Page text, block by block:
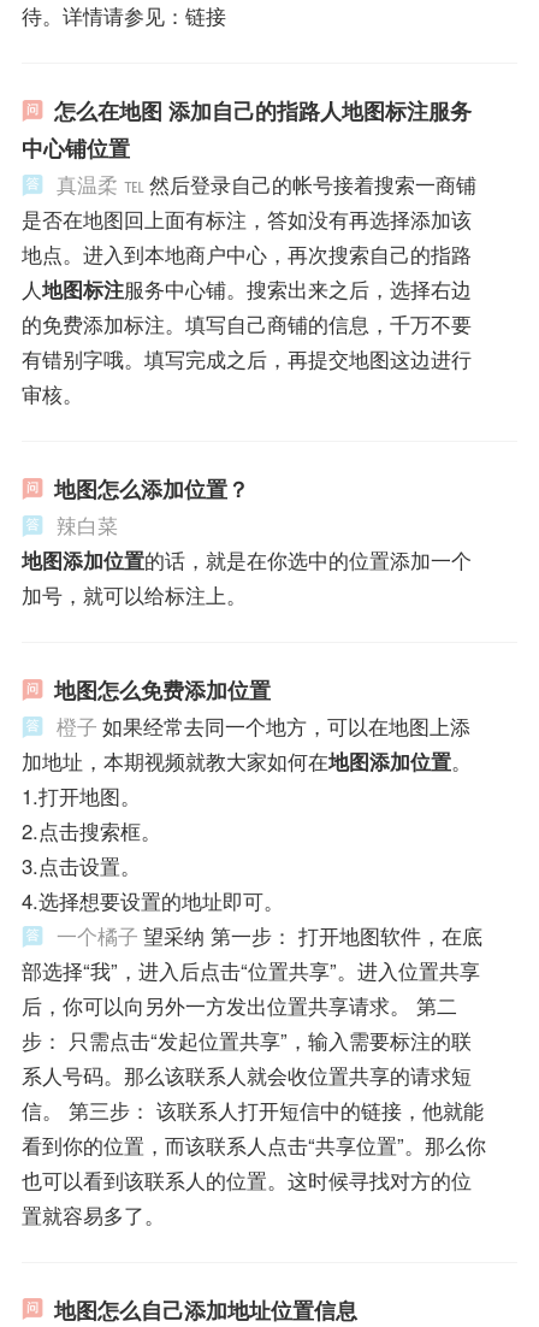
待。详情请参见：链接
怎么在地图 添加自己的指路人地图标注服务
中心铺位置
真温柔 ℡然后登录自己的帐号接着搜索一商铺
是否在地图回上面有标注，答如没有再选择添加该
地点。进入到本地商户中心，再次搜索自己的指路
人地图标注服务中心铺。搜索出来之后，选择右边
的免费添加标注。填写自己商铺的信息，千万不要
有错别字哦。填写完成之后，再提交地图这边进行
审核。
地图怎么添加位置？
辣白菜
地图添加位置的话，就是在你选中的位置添加一个
加号，就可以给标注上。
地图怎么免费添加位置
橙子 如果经常去同一个地方，可以在地图上添
加地址，本期视频就教大家如何在地图添加位置。
1.打开地图。
2.点击搜索框。
3.点击设置。
4.选择想要设置的地址即可。
一个橘子 望采纳 第一步： 打开地图软件，在底
部选择“我”，进入后点击“位置共享”。进入位置共享
后，你可以向另外一方发出位置共享请求。 第二
步： 只需点击“发起位置共享”，输入需要标注的联
系人号码。那么该联系人就会收位置共享的请求短
信。 第三步： 该联系人打开短信中的链接，他就能
看到你的位置，而该联系人点击“共享位置”。那么你
也可以看到该联系人的位置。这时候寻找对方的位
置就容易多了。
地图怎么自己添加地址位置信息